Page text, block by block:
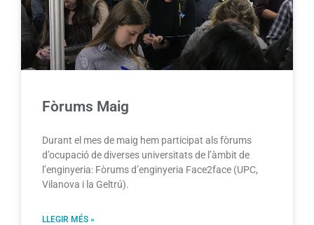
Fòrums Maig
Durant el mes de maig hem participat als fòrums
d’ocupació de diverses universitats de l’àmbit de
l’enginyeria: Fòrums d’enginyeria Face2face (UPC,
Vilanova i la Geltrú).
LLEGIR MÉS »